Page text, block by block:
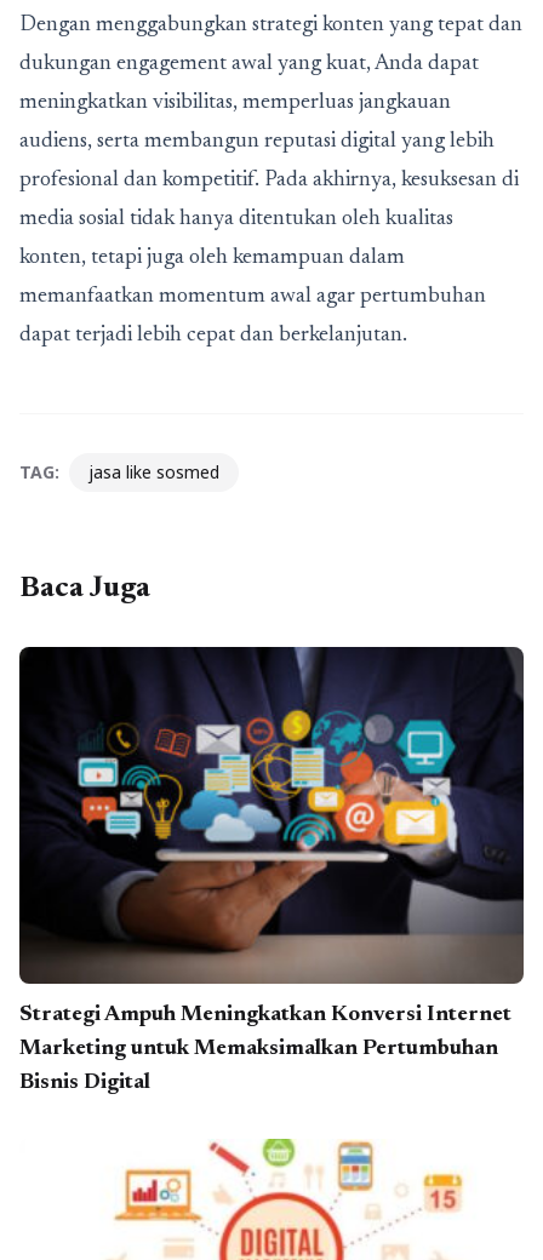
Dengan menggabungkan strategi konten yang tepat dan
dukungan engagement awal yang kuat, Anda dapat
meningkatkan visibilitas, memperluas jangkauan
audiens, serta membangun reputasi digital yang lebih
profesional dan kompetitif. Pada akhirnya, kesuksesan di
media sosial tidak hanya ditentukan oleh kualitas
konten, tetapi juga oleh kemampuan dalam
memanfaatkan momentum awal agar pertumbuhan
dapat terjadi lebih cepat dan berkelanjutan.
TAG: jasa like sosmed
Baca Juga
Strategi Ampuh Meningkatkan Konversi Internet
Marketing untuk Memaksimalkan Pertumbuhan
Bisnis Digital